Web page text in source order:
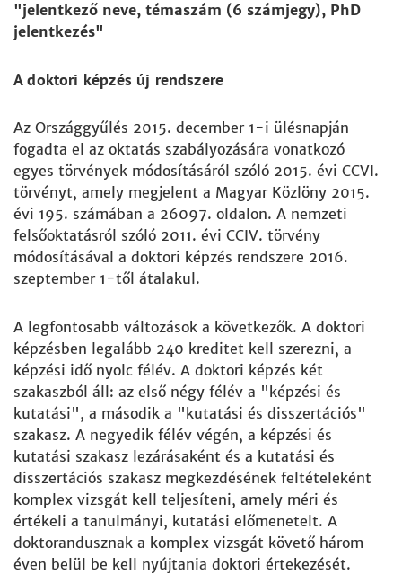
"jelentkező neve, témaszám (6 számjegy), PhD
jelentkezés"
A doktori képzés új rendszere
Az Országgyűlés 2015. december 1-i ülésnapján
fogadta el az oktatás szabályozására vonatkozó
egyes törvények módosításáról szóló 2015. évi CCVI.
törvényt, amely megjelent a Magyar Közlöny 2015.
évi 195. számában a 26097. oldalon. A nemzeti
felsőoktatásról szóló 2011. évi CCIV. törvény
módosításával a doktori képzés rendszere 2016.
szeptember 1-től átalakul.
A legfontosabb változások a következők. A doktori
képzésben legalább 240 kreditet kell szerezni, a
képzési idő nyolc félév. A doktori képzés két
szakaszból áll: az első négy félév a "képzési és
kutatási", a második a "kutatási és disszertációs"
szakasz. A negyedik félév végén, a képzési és
kutatási szakasz lezárásaként és a kutatási és
disszertációs szakasz megkezdésének feltételeként
komplex vizsgát kell teljesíteni, amely méri és
értékeli a tanulmányi, kutatási előmenetelt. A
doktorandusznak a komplex vizsgát követő három
éven belül be kell nyújtania doktori értekezését.